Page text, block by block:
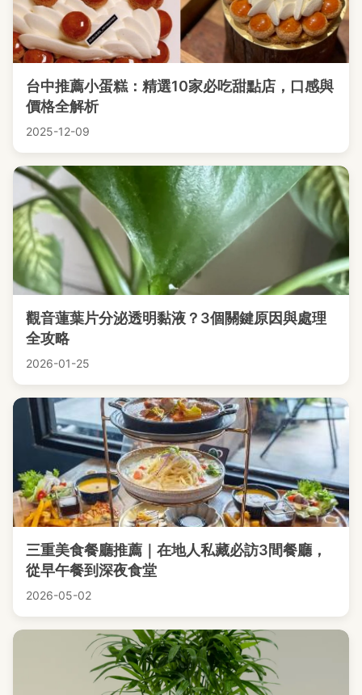
台中推薦小蛋糕：精選10家必吃甜點店，口感與
價格全解析
2025-12-09
觀音蓮葉片分泌透明黏液？3個關鍵原因與處理
全攻略
2026-01-25
三重美食餐廳推薦｜在地人私藏必訪3間餐廳，
從早午餐到深夜食堂
2026-05-02